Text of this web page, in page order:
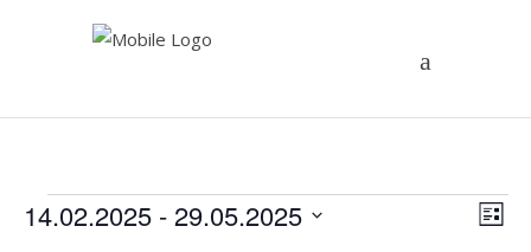
VeranstaltungenListe
14.02.2025 - 29.05.2025